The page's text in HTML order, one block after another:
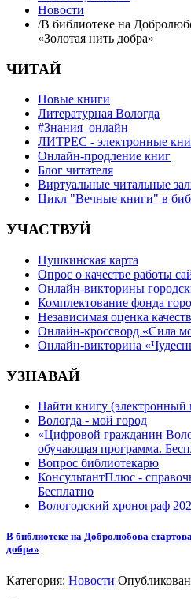
Новости
/В библиотеке на
«Золотая нить добра»
ЧИТАЙ
Новые книги
Литературная Вологда
#Знания_онлайн
ЛИТРЕС - электронные
Онлайн-продление книг
Блог читателя
Виртуальные читальные
Цикл "Вечные книги" в
УЧАСТВУЙ
Пушкинская карта
Опрос о качестве работы
Онлайн-викторины
Комплектование фонда
Независимая оценка
Онлайн-кроссворд «Сила
Онлайн-викторина
УЗНАВАЙ
Найти книгу (электронный
Вологда - мой город
«Цифровой гражданин
обучающая программа.
Вопрос библиотекарю
КонсультантПлюс -
Бесплатно
Вологодский хронограф
В библиотеке на Добролюбова
добра»
Категория: Новости